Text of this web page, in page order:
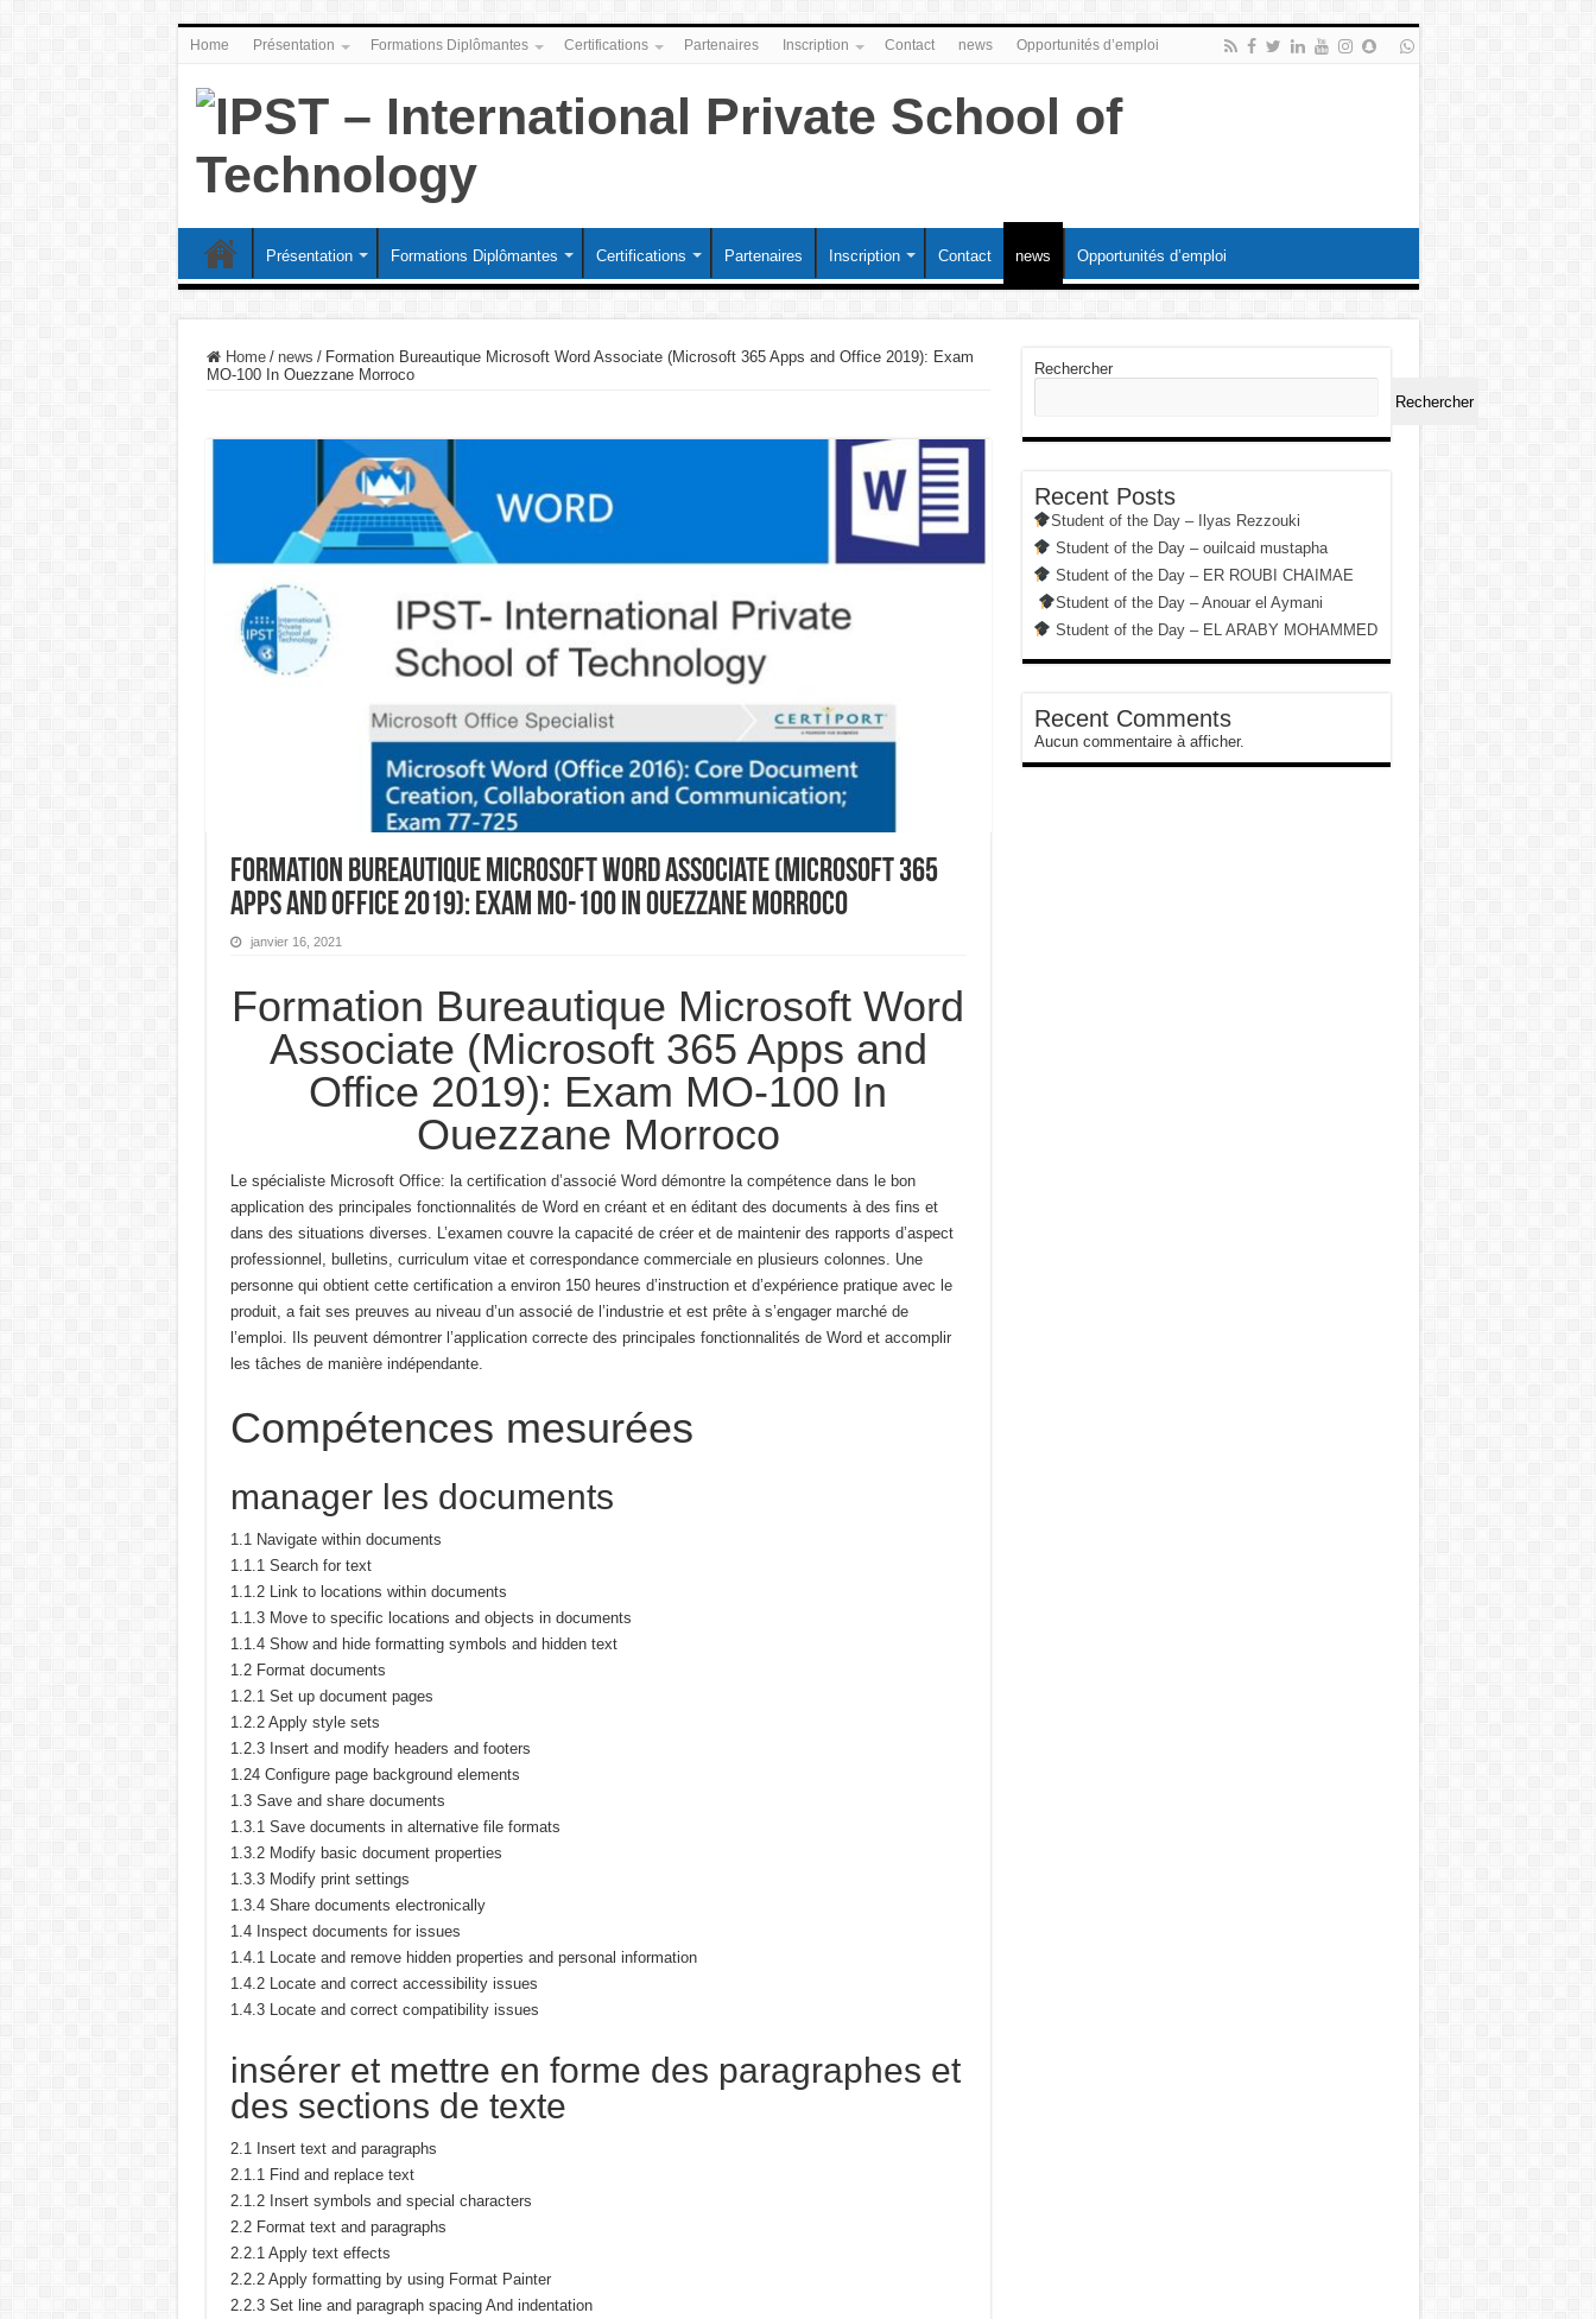
Home Présentation Formations Diplômantes Certifications Partenaires Inscription Contact news Opportunités d’emploi
Présentation Formations Diplômantes Certifications Partenaires Inscription Contact news Opportunités d’emploi
Home / news / Formation Bureautique Microsoft Word Associate (Microsoft 365 Apps and Office 2019): Exam
MO-100 In Ouezzane Morroco
Formation Bureautique Microsoft Word Associate (Microsoft 365
Apps and Office 2019): Exam MO-100 In Ouezzane Morroco
janvier 16, 2021
Formation Bureautique Microsoft Word
Associate (Microsoft 365 Apps and
Office 2019): Exam MO-100 In
Ouezzane Morroco
Le spécialiste Microsoft Office: la certification d’associé Word démontre la compétence dans le bon
application des principales fonctionnalités de Word en créant et en éditant des documents à des fins et
dans des situations diverses.
L’examen couvre la capacité de créer et de maintenir des rapports d’aspect
professionnel, bulletins, curriculum vitae et correspondance commerciale en plusieurs colonnes.
Une
personne qui obtient cette certification a environ 150 heures d’instruction et d’expérience pratique avec le
produit, a fait ses preuves au niveau d’un associé de l’industrie et est prête à s’engager marché de
l’emploi.
Ils peuvent démontrer l’application correcte des principales fonctionnalités de Word et accomplir
les tâches de manière indépendante.
Compétences mesurées
manager les documents
1.1 Navigate within documents
1.1.1 Search for text
1.1.2 Link to locations within documents
1.1.3 Move to specific locations and objects in documents
1.1.4 Show and hide formatting symbols and hidden text
1.2 Format documents
1.2.1 Set up document pages
1.2.2 Apply style sets
1.2.3 Insert and modify headers and footers
1.24 Configure page background elements
1.3 Save and share documents
1.3.1 Save documents in alternative file formats
1.3.2 Modify basic document properties
1.3.3 Modify print settings
1.3.4 Share documents electronically
1.4 Inspect documents for issues
1.4.1 Locate and remove hidden properties and personal information
1.4.2 Locate and correct accessibility issues
1.4.3 Locate and correct compatibility issues
insérer et mettre en forme des paragraphes et
des sections de texte
2.1 Insert text and paragraphs
2.1.1 Find and replace text
2.1.2 Insert symbols and special characters
2.2 Format text and paragraphs
2.2.1 Apply text effects
2.2.2 Apply formatting by using Format Painter
2.2.3 Set line and paragraph spacing And indentation
Rechercher
Rechercher
Recent Posts
Student of the Day – Ilyas Rezzouki
Student of the Day – ouilcaid mustapha
Student of the Day – ER ROUBI CHAIMAE
Student of the Day – Anouar el Aymani
Student of the Day – EL ARABY MOHAMMED
Recent Comments
Aucun commentaire à afficher.